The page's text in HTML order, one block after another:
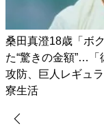
桑田真澄18歳「ボ
た“驚きの金額”…
攻防、巨人レギュ
寮生活